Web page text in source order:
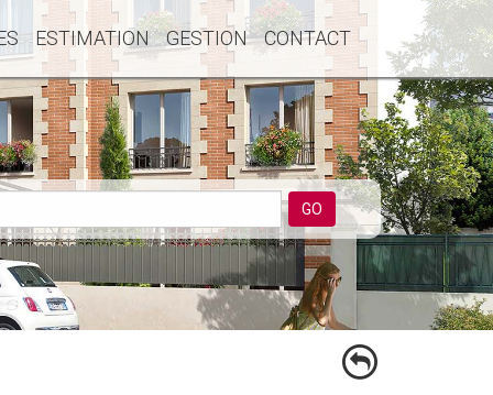
ESTIMATION GESTION CONTACT
GO